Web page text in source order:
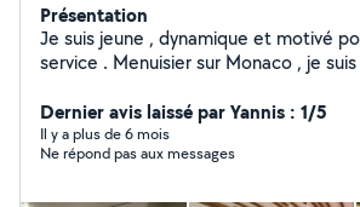
Présentation
Je suis jeune , dynamique et motivé
service . Menuisier sur Monaco , je
Dernier avis laissé par Yannis : 1/5
Il y a plus de 6 mois
Ne répond pas aux messages